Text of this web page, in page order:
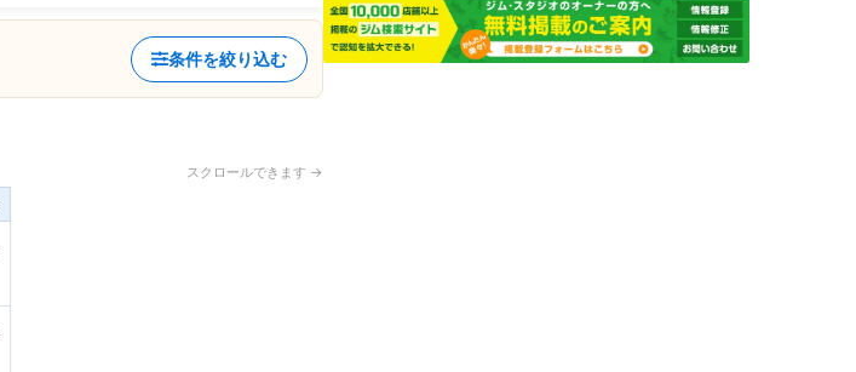
条件を絞り込む
スクロールできます →